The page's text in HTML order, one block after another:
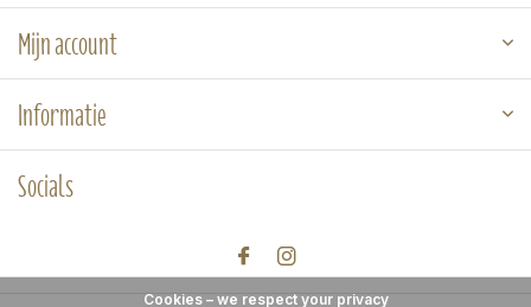
Mijn account
Informatie
Socials
Cookies – we respect your privacy